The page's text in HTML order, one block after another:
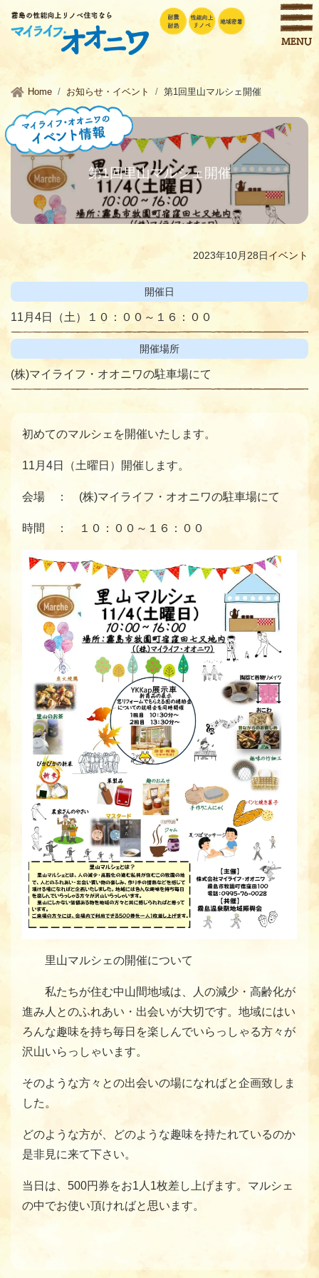
Home お知らせ・イベント 第1回里山マルシェ開催
第1回里山マルシェ開催
2023年10月28日イベント
開催日
11月4日（土）１０：００～１６：００
開催場所
(株)マイライフ・オオニワの駐車場にて
初めてのマルシェを開催いたします。
11月4日（土曜日）開催します。
会場 ： (株)マイライフ・オオニワの駐車場にて
時間 ： １０：００～１６：００
里山マルシェの開催について
私たちが住む中山間地域は、人の減少・高齢化が
進み人とのふれあい・出会いが大切です。地域にはい
ろんな趣味を持ち毎日を楽しんでいらっしゃる方々が
沢山いらっしゃいます。
そのような方々との出会いの場になればと企画致しま
した。
どのような方が、どのような趣味を持たれているのか
是非見に来て下さい。
当日は、500円券をお1人1枚差し上げます。マルシェ
の中でお使い頂ければと思います。